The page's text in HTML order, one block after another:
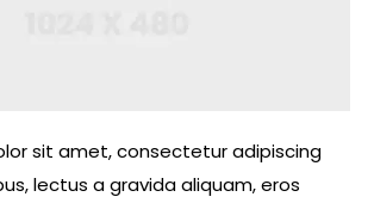
sit amet, consectetur adipiscing
lectus a gravida aliquam, eros